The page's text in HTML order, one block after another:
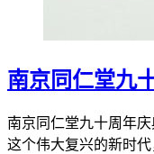
南京同仁堂九
南京同仁堂九十周年
这个伟大复兴的新时